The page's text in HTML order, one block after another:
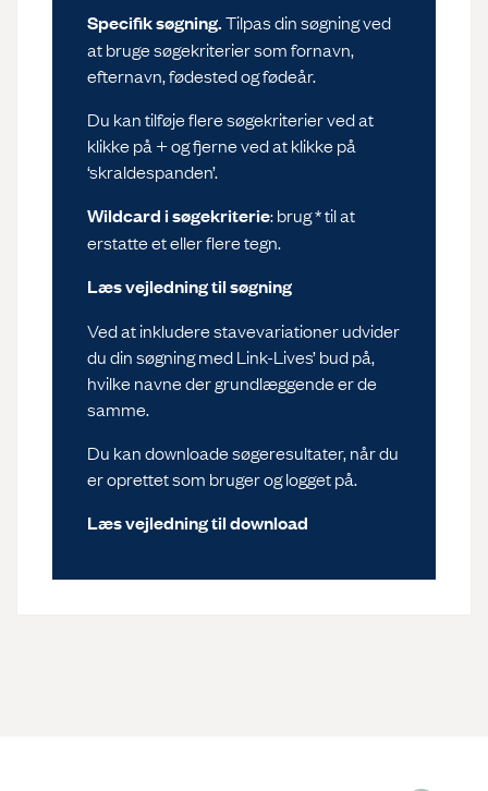
Specifik søgning.Tilpas din søgning ved
at bruge søgekriterier som fornavn,
efternavn, fødested og fødeår.
Du kan tilføje flere søgekriterier ved at
klikke på + og fjerne ved at klikke på
‘skraldespanden’.
Wildcard i søgekriterie: brug * til at
erstatte et eller flere tegn.
Læs vejledning til søgning
Ved at inkludere stavevariationer udvider
du din søgning med Link-Lives’ bud på,
hvilke navne der grundlæggende er de
samme.
Du kan downloade søgeresultater, når du
er oprettet som bruger og logget på.
Læs vejledning til download